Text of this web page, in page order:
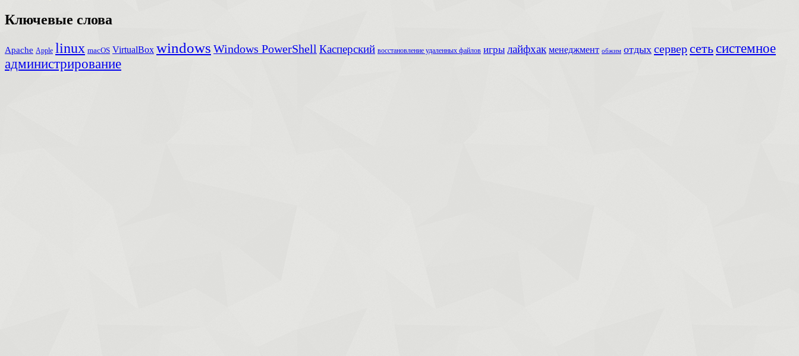
Ключевые слова
Apache Apple linux macOS VirtualBox windows Windows PowerShell Касперский восстановление удаленных файлов игры лайфхак менеджмент обжим отдых серверсетьсистемное
администрирование